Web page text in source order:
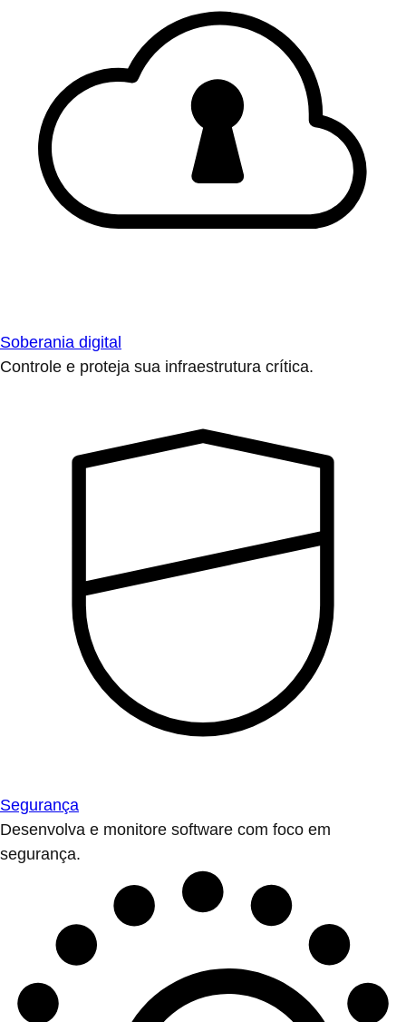
Soberania digital
Controle e proteja sua infraestrutura crítica.
Segurança
Desenvolva e monitore software com foco em
segurança.